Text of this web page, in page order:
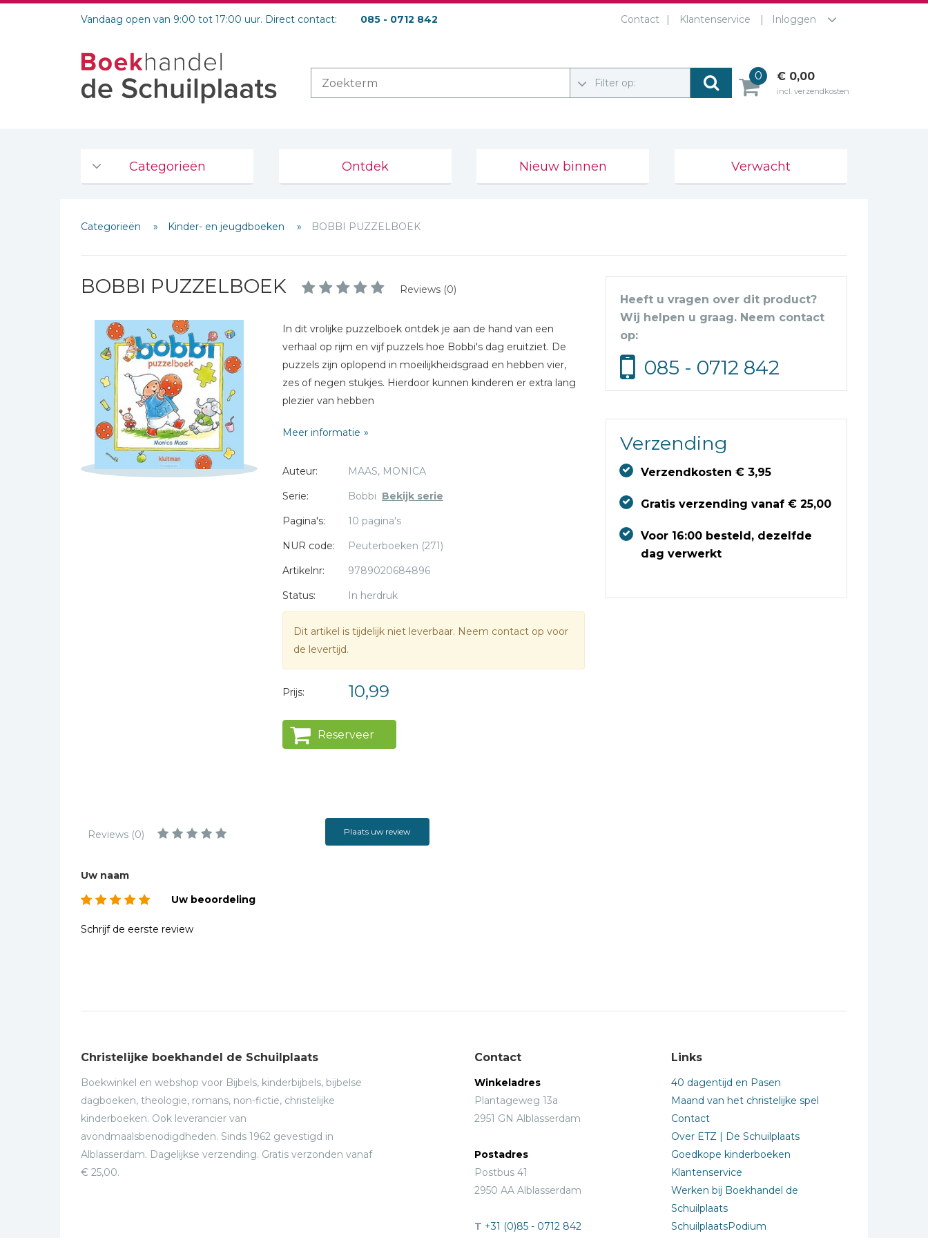
Vandaag open van 9:00 tot 17:00 uur. Direct contact: 085 - 0712 842 Contact Klantenservice Inloggen
Filter op:
0 € 0,00
incl. verzendkosten
Categorieën
De Bijbel
Bijbelse Dagboeken 2026
Bijbelstudie groepen
Bibles Foreign
Languages
Bijbelstudie
Geloof, duurzaamheid
en mileu
Benodigdheden voor
kerken
Christelijke spellen
Christelijke stripboeken
Taalstudie
Ontdek Nieuw binnen Verwacht
Categorieën Kinder- en jeugdboeken BOBBI PUZZELBOEK
BOBBI PUZZELBOEK Reviews (0)
In dit vrolijke puzzelboek ontdek je aan de hand van een
verhaal op rijm en vijf puzzels hoe Bobbi's dag eruitziet. De
puzzels zijn oplopend in moeilijkheidsgraad en hebben vier,
zes of negen stukjes. Hierdoor kunnen kinderen er extra lang
plezier van hebben
Meer informatie
Auteur:
MAAS, MONICA
Serie:
Bobbi Bekijk serie
Pagina's:
10 pagina's
NUR code:
Peuterboeken (271)
Artikelnr:
9789020684896
Status:
In herdruk
Dit artikel is tijdelijk niet leverbaar. Neem contact op voor
de levertijd.
Prijs: 10,99
Reserveer
Heeft u vragen over dit product?
Wij helpen u graag. Neem contact
op:
085 - 0712 842
Verzending
Verzendkosten € 3,95
Gratis verzending vanaf € 25,00
Voor 16:00 besteld, dezelfde
dag verwerkt
Reviews (0) Plaats uw review
Schrijf hieronder je review!
Sterren
Naam *
Uw naam
Uw beoordeling
Schrijf de eerste review
Christelijke boekhandel de Schuilplaats
Boekwinkel en webshop voor Bijbels, kinderbijbels, bijbelse
dagboeken, theologie, romans, non-fictie, christelijke
kinderboeken. Ook leverancier van
avondmaalsbenodigdheden. Sinds 1962 gevestigd in
Alblasserdam. Dagelijkse verzending. Gratis verzonden vanaf
€ 25,00.
Contact
Winkeladres
Plantageweg 13a
2951 GN Alblasserdam
Postadres
Postbus 41
2950 AA Alblasserdam
T +31 (0)85 - 0712 842
Links
40 dagentijd en Pasen
Maand van het christelijke spel
Contact
Over ETZ | De Schuilplaats
Goedkope kinderboeken
Klantenservice
Werken bij Boekhandel de
Schuilplaats
SchuilplaatsPodium